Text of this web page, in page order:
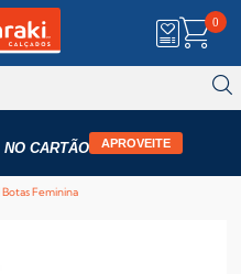
0
NO CARTÃO APROVEITE
Botas Feminina